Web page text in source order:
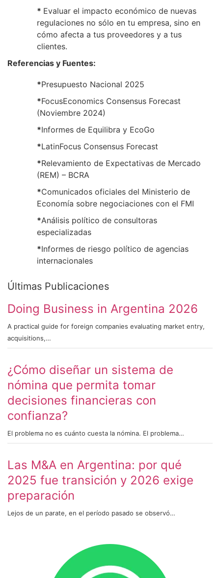
* Evaluar el impacto económico de nuevas
regulaciones no sólo en tu empresa, sino en
cómo afecta a tus proveedores y a tus
clientes.
Referencias y Fuentes:
*Presupuesto Nacional 2025
*FocusEconomics Consensus Forecast
(Noviembre 2024)
*Informes de Equilibra y EcoGo
*LatinFocus Consensus Forecast
*Relevamiento de Expectativas de Mercado
(REM) – BCRA
*Comunicados oficiales del Ministerio de
Economía sobre negociaciones con el FMI
*Análisis político de consultoras
especializadas
*Informes de riesgo político de agencias
internacionales
Últimas Publicaciones
Doing Business in Argentina 2026
A practical guide for foreign companies evaluating market entry,
acquisitions,…
¿Cómo diseñar un sistema de
nómina que permita tomar
decisiones financieras con
confianza?
El problema no es cuánto cuesta la nómina. El problema…
Las M&A en Argentina: por qué
2025 fue transición y 2026 exige
preparación
Lejos de un parate, en el período pasado se observó…